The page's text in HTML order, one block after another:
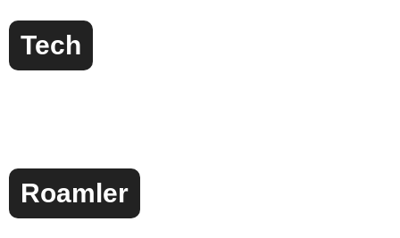
Tech
Roamler